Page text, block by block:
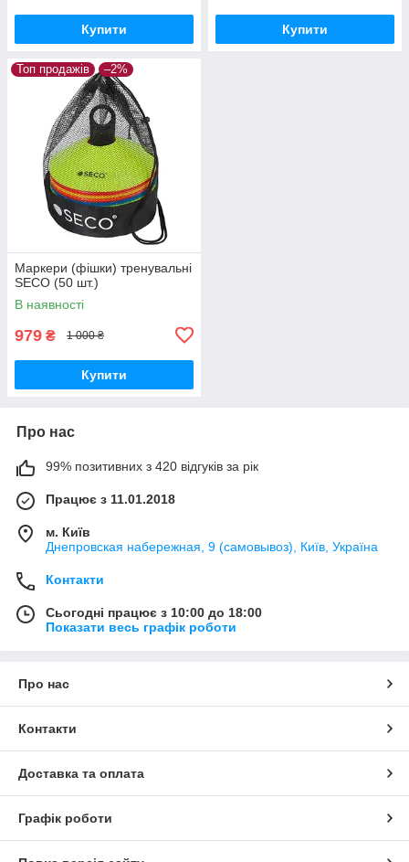
Купити Купити
Топ продажів –2%
Маркери (фішки) тренувальні
SECO (50 шт.)
В наявності
979 ₴ 1 000 ₴
Купити
Про нас
99% позитивних з 420 відгуків за рік
Працює з 11.01.2018
м. Київ
Днепровская набережная, 9 (самовывоз), Київ, Україна
Контакти
Сьогодні працює з 10:00 до 18:00
Показати весь графік роботи
Про нас
Контакти
Доставка та оплата
Графік роботи